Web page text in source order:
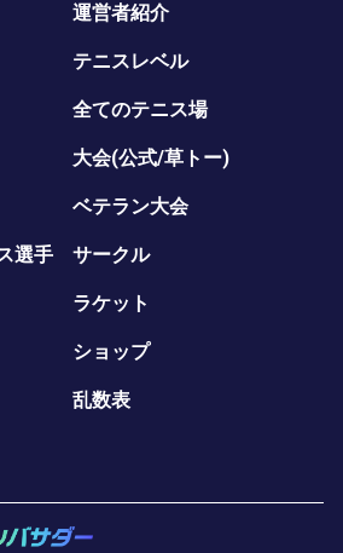
運営者紹介
テニスレベル
全てのテニス場
大会(公式/草トー)
ベテラン大会
選手 サークル
ラケット
ショップ
乱数表